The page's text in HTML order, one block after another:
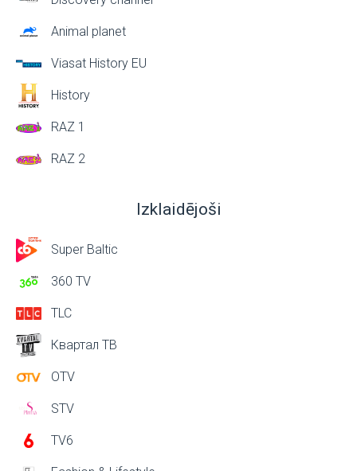
Animal planet
Viasat History EU
History
RAZ 1
RAZ 2
Izklaidējoši
Super Baltic
360 TV
TLC
Квартал ТВ
OTV
STV
TV6